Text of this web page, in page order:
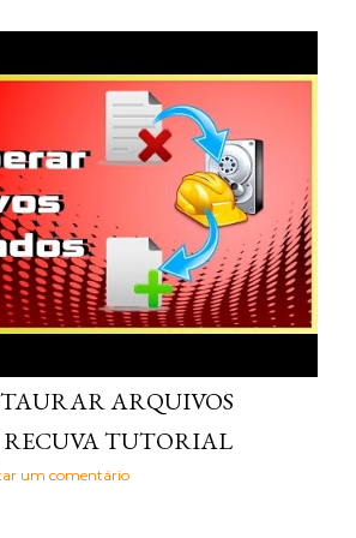
ARQUIVOS
RECUVA TUTORIAL
um comentário